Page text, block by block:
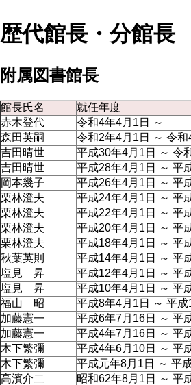
歴代館長・分館長
附属図書館長
館長氏名
就任年度
赤木登代
令和4年4月1日 ～
森田英嗣
令和2年4月1日 ～ 令和
吉田晴世
平成30年4月1日 ～ 令
吉田晴世
平成28年4月1日 ～ 平
岡本幾子
平成26年4月1日 ～ 平
栗林澄夫
平成24年4月1日 ～ 平
栗林澄夫
平成22年4月1日 ～ 平
栗林澄夫
平成20年4月1日 ～ 平
栗林澄夫
平成18年4月1日 ～ 平
秋葉英則
平成14年4月1日 ～ 平
塩見 昇
平成12年4月1日 ～ 平
塩見 昇
平成10年4月1日 ～ 平
福山 昭
平成8年4月1日 ～ 平成
加藤憲一
平成6年7月16日 ～ 平
加藤憲一
平成4年7月16日 ～ 平
木下繁彌
平成4年6月10日 ～ 平
木下繁彌
平成元年8月1日 ～ 平
高濱介二
昭和62年8月1日 ～ 平